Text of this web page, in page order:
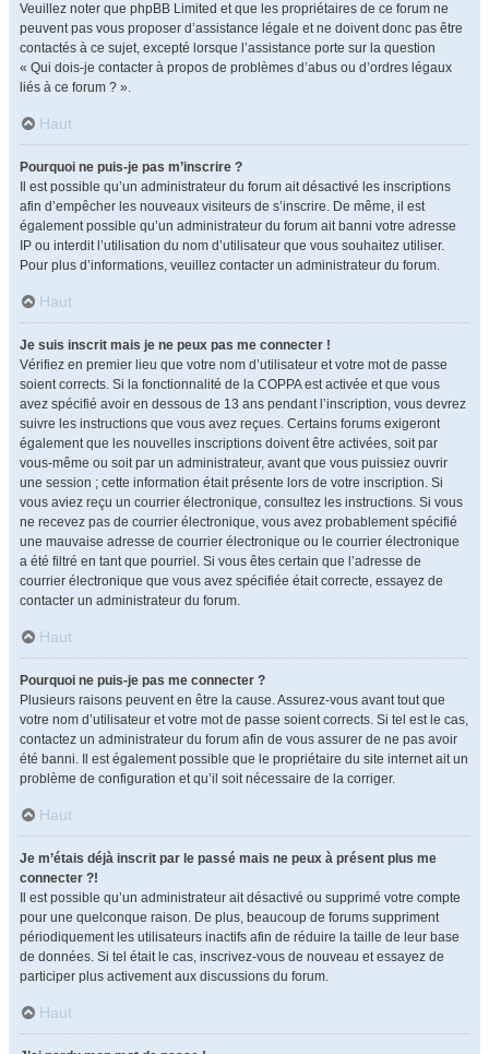
Veuillez noter que phpBB Limited et que les propriétaires de ce forum ne
peuvent pas vous proposer d’assistance légale et ne doivent donc pas être
contactés à ce sujet, excepté lorsque l’assistance porte sur la question
« Qui dois-je contacter à propos de problèmes d’abus ou d’ordres légaux
liés à ce forum ? ».
Haut
Pourquoi ne puis-je pas m’inscrire ?
Il est possible qu’un administrateur du forum ait désactivé les inscriptions
afin d’empêcher les nouveaux visiteurs de s’inscrire. De même, il est
également possible qu’un administrateur du forum ait banni votre adresse
IP ou interdit l’utilisation du nom d’utilisateur que vous souhaitez utiliser.
Pour plus d’informations, veuillez contacter un administrateur du forum.
Haut
Je suis inscrit mais je ne peux pas me connecter !
Vérifiez en premier lieu que votre nom d’utilisateur et votre mot de passe
soient corrects. Si la fonctionnalité de la COPPA est activée et que vous
avez spécifié avoir en dessous de 13 ans pendant l’inscription, vous devrez
suivre les instructions que vous avez reçues. Certains forums exigeront
également que les nouvelles inscriptions doivent être activées, soit par
vous-même ou soit par un administrateur, avant que vous puissiez ouvrir
une session ; cette information était présente lors de votre inscription. Si
vous aviez reçu un courrier électronique, consultez les instructions. Si vous
ne recevez pas de courrier électronique, vous avez probablement spécifié
une mauvaise adresse de courrier électronique ou le courrier électronique
a été filtré en tant que pourriel. Si vous êtes certain que l’adresse de
courrier électronique que vous avez spécifiée était correcte, essayez de
contacter un administrateur du forum.
Haut
Pourquoi ne puis-je pas me connecter ?
Plusieurs raisons peuvent en être la cause. Assurez-vous avant tout que
votre nom d’utilisateur et votre mot de passe soient corrects. Si tel est le cas,
contactez un administrateur du forum afin de vous assurer de ne pas avoir
été banni. Il est également possible que le propriétaire du site internet ait un
problème de configuration et qu’il soit nécessaire de la corriger.
Haut
Je m’étais déjà inscrit par le passé mais ne peux à présent plus me
connecter ?!
Il est possible qu’un administrateur ait désactivé ou supprimé votre compte
pour une quelconque raison. De plus, beaucoup de forums suppriment
périodiquement les utilisateurs inactifs afin de réduire la taille de leur base
de données. Si tel était le cas, inscrivez-vous de nouveau et essayez de
participer plus activement aux discussions du forum.
Haut